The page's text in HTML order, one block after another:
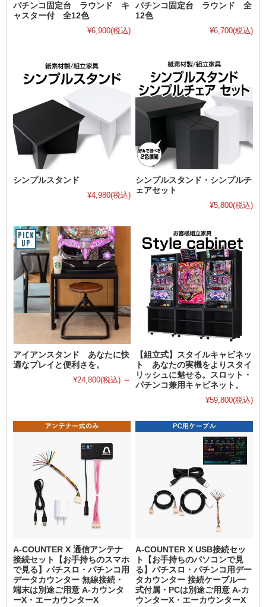
パチンコ固定台 ラウンド キ
ャスター付 全12色
¥6,900(税込)
パチンコ固定台 ラウンド 全
12色
¥6,700(税込)
シンプルスタンド
¥4,980(税込)
シンプルスタンド・シンプルチ
ェアセット
¥5,800(税込)
アイアンスタンド あなたに快
適なプレイと便利さを。
¥24,800(税込) ～
【組立式】スタイルキャビネッ
ト あなたの実機をよりスタイ
リッシュに魅せる。スロット・
パチンコ兼用キャビネット。
¥59,800(税込)
A-COUNTER X 通信アンテナ
接続セット【お手持ちのスマホ
で見る】パチスロ・パチンコ用
データカウンター 無線接続・
端末は別途ご用意 A-カウンタ
ーX・エーカウンターX
A-COUNTER X USB接続セッ
ト【お手持ちのパソコンで見
る】パチスロ・パチンコ用デー
タカウンター 接続ケーブル一
式付属・PCは別途ご用意 A-カ
ウンターX・エーカウンターX